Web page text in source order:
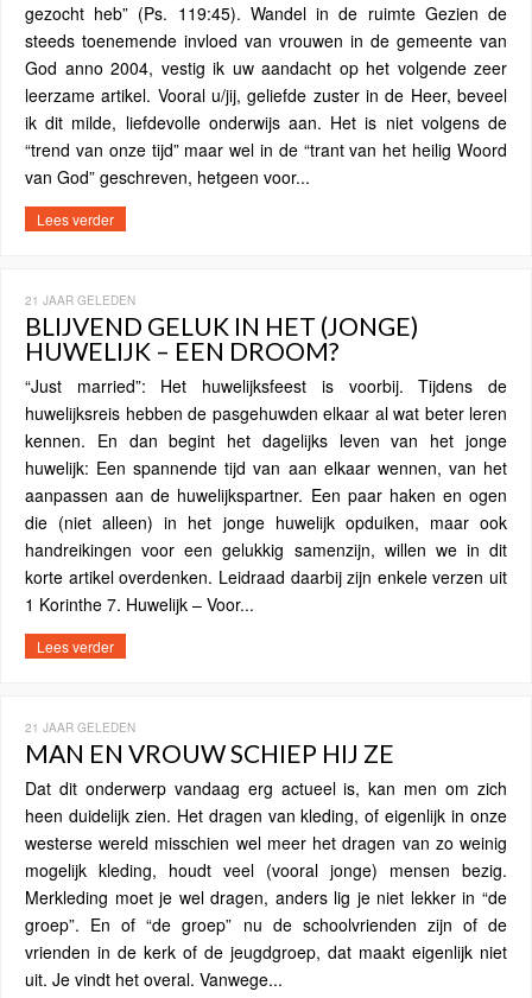
gezocht heb” (Ps. 119:45). Wandel in de ruimte Gezien de
steeds toenemende invloed van vrouwen in de gemeente van
God anno 2004, vestig ik uw aandacht op het volgende zeer
leerzame artikel. Vooral u/jij, geliefde zuster in de Heer, beveel
ik dit milde, liefdevolle onderwijs aan. Het is niet volgens de
“trend van onze tijd” maar wel in de “trant van het heilig Woord
van God” geschreven, hetgeen voor...
Lees verder
21 JAAR GELEDEN
BLIJVEND GELUK IN HET (JONGE)
HUWELIJK – EEN DROOM?
“Just married”: Het huwelijksfeest is voorbij. Tijdens de
huwelijksreis hebben de pasgehuwden elkaar al wat beter leren
kennen. En dan begint het dagelijks leven van het jonge
huwelijk: Een spannende tijd van aan elkaar wennen, van het
aanpassen aan de huwelijkspartner. Een paar haken en ogen
die (niet alleen) in het jonge huwelijk opduiken, maar ook
handreikingen voor een gelukkig samenzijn, willen we in dit
korte artikel overdenken. Leidraad daarbij zijn enkele verzen uit
1 Korinthe 7. Huwelijk – Voor...
Lees verder
21 JAAR GELEDEN
MAN EN VROUW SCHIEP HIJ ZE
Dat dit onderwerp vandaag erg actueel is, kan men om zich
heen duidelijk zien. Het dragen van kleding, of eigenlijk in onze
westerse wereld misschien wel meer het dragen van zo weinig
mogelijk kleding, houdt veel (vooral jonge) mensen bezig.
Merkleding moet je wel dragen, anders lig je niet lekker in “de
groep”. En of “de groep” nu de schoolvrienden zijn of de
vrienden in de kerk of de jeugdgroep, dat maakt eigenlijk niet
uit. Je vindt het overal. Vanwege...